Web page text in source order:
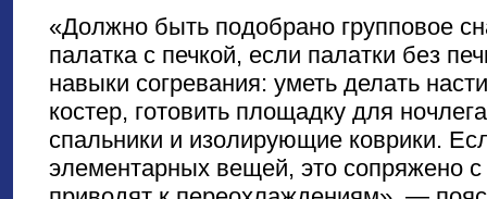
«Должно быть подобрано групповое
палатка с печкой, если палатки без
навыки согревания: уметь делать
костер, готовить площадку для
спальники и изолирующие коврики.
элементарных вещей, это сопряжено